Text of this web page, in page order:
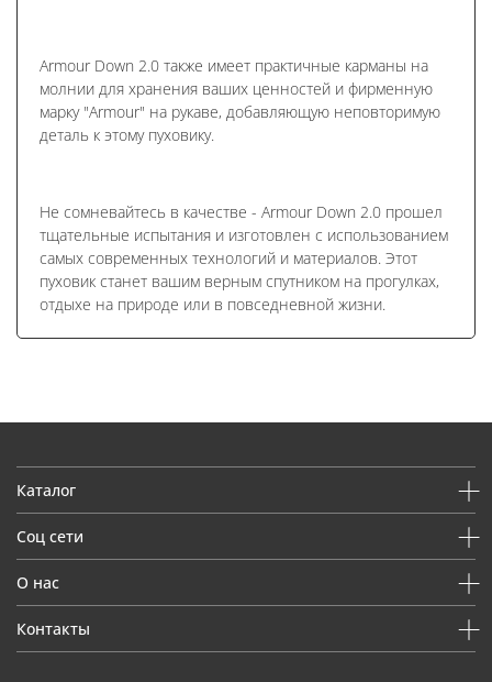
Armour Down 2.0 также имеет практичные карманы на
молнии для хранения ваших ценностей и фирменную
марку "Armour" на рукаве, добавляющую неповторимую
деталь к этому пуховику.
Не сомневайтесь в качестве - Armour Down 2.0 прошел
тщательные испытания и изготовлен с использованием
самых современных технологий и материалов. Этот
пуховик станет вашим верным спутником на прогулках,
отдыхе на природе или в повседневной жизни.
Каталог
Соц сети
О нас
Контакты